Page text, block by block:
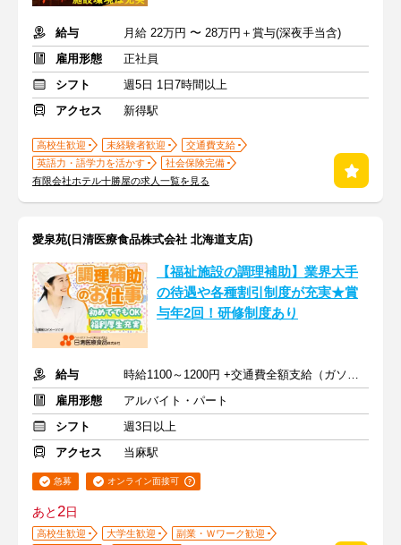
給与
月給 22万円 〜 28万円＋賞与(深夜手当含)
雇用形態
正社員
シフト
週5日 1日7時間以上
アクセス
新得駅
高校生歓迎 未経験者歓迎
交通費支給
英語力・語学力を活かす
社会保険完備
有限会社ホテル十勝屋の求人一覧を見る
愛泉苑(日清医療食品株式会社 北海道支店)
【福祉施設の調理補助】業界大手
の待遇や各種割引制度が充実★賞
与年2回！研修制度あり
給与
時給1100～1200円 +交通費全額支給（ガソリン代も支給）
雇用形態
アルバイト・パート
シフト
週3日以上
アクセス
当麻駅
急募 オンライン面接可
あと2日
高校生歓迎 大学生歓迎
副業・Ｗワーク歓迎